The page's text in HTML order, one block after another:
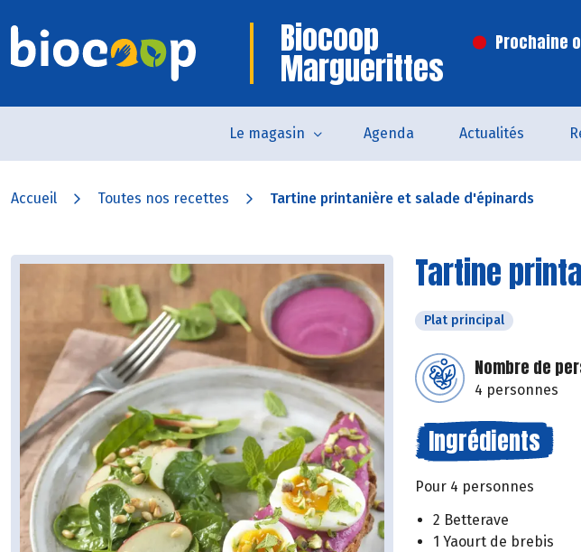
Biocoop
Marguerittes
Prochaine
Le magasin Agenda Actualités
Accueil Toutes nos recettes Tartine printanière et salade d'épinards
Tartine
Plat principal
Nombre de
4 personnes
Ingrédients
Pour 4 personnes
2 Betterave
1 Yaourt de brebis